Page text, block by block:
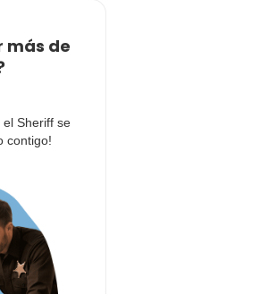
más de
el Sheriff se
contigo!